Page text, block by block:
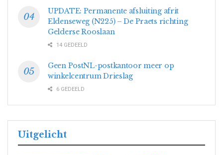
UPDATE: Permanente afsluiting afrit
Eldenseweg (N225) – De Praets richting
Gelderse Rooslaan
14 GEDEELD
Geen PostNL-postkantoor meer op
winkelcentrum Drieslag
6 GEDEELD
Uitgelicht